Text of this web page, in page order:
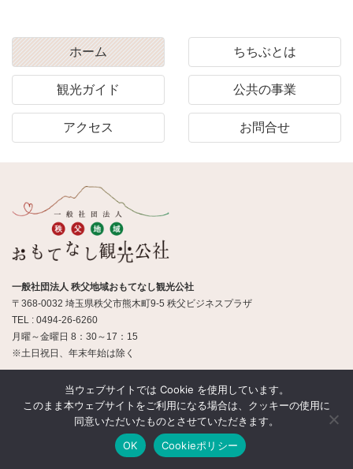
ホーム ちちぶとは
観光ガイド 公共の事業
アクセス お問合せ
一般社団法人 秩父地域おもてなし観光公社
〒368-0032 埼玉県秩父市熊木町9-5 秩父ビジネスプラザ
TEL : 0494-26-6260
月曜～金曜日 8：30～17：15
※土日祝日、年末年始は除く
© 一般社団法人 秩父地域おもてなし観光公社
当ウェブサイトでは Cookie を使用しています。
このまま本ウェブサイトをご利用になる場合は、クッキーの使用に
同意いただいたものとさせていただきます。
OK
Cookieポリシー